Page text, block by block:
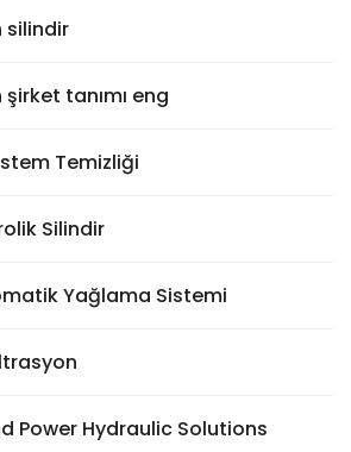
silindir
tanımı eng
Temizliği
Silindir
Yağlama Sistemi
Power Hydraulic Solutions